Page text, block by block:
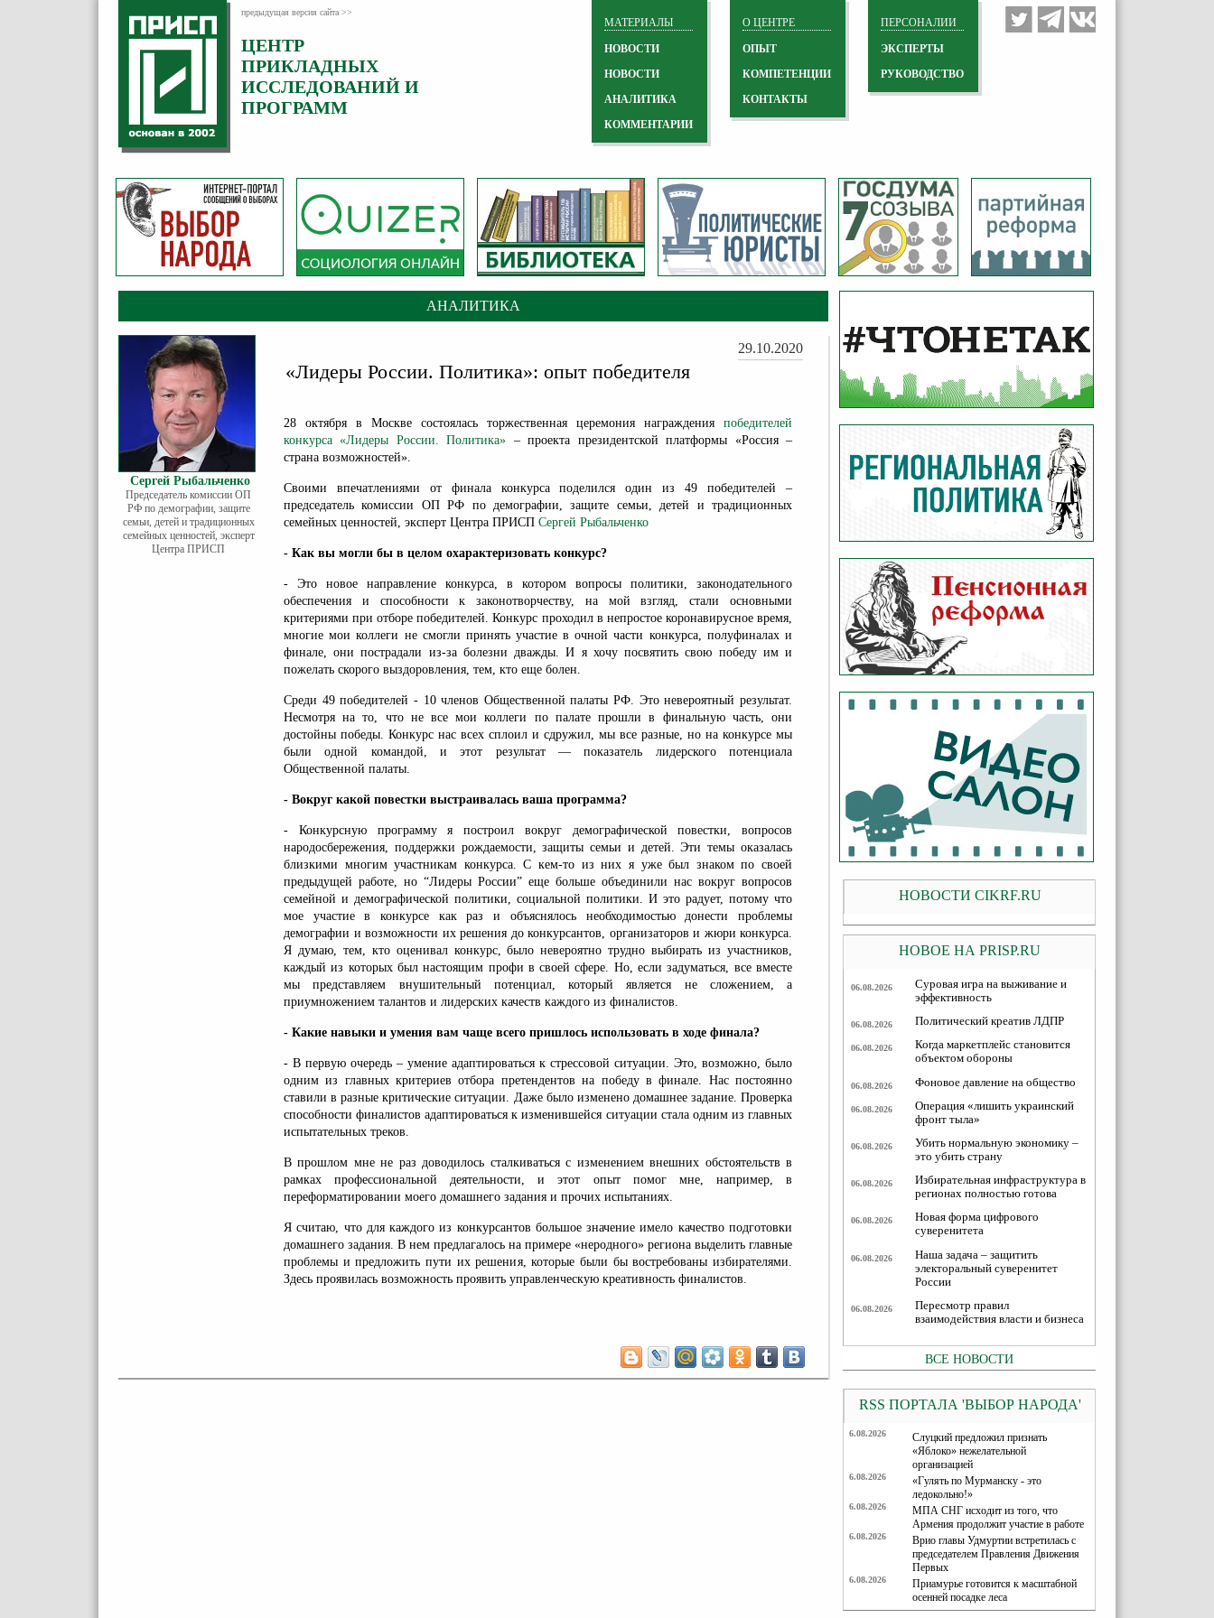
предыдущая версия сайта >>
ЦЕНТР
ПРИКЛАДНЫХ
ИССЛЕДОВАНИЙ И
ПРОГРАММ
ПЕРСОНАЛИИ
ЭКСПЕРТЫ
РУКОВОДСТВО
О ЦЕНТРЕ
ОПЫТ
КОМПЕТЕНЦИИ
КОНТАКТЫ
МАТЕРИАЛЫ
НОВОСТИ
НОВОСТИ
АНАЛИТИКА
КОММЕНТАРИИ
АНАЛИТИКА
Сергей Рыбальченко
Председатель комиссии ОП
РФ по демографии, защите
семьи, детей и традиционных
семейных ценностей, эксперт
Центра ПРИСП
29.10.2020
«Лидеры России. Политика»: опыт победителя
28 октября в Москве состоялась торжественная церемония награждения победителей
конкурса «Лидеры России. Политика» – проекта президентской платформы «Россия –
страна возможностей».
Своими впечатлениями от финала конкурса поделился один из 49 победителей –
председатель комиссии ОП РФ по демографии, защите семьи, детей и традиционных
семейных ценностей, эксперт Центра ПРИСП Сергей Рыбальченко
- Как вы могли бы в целом охарактеризовать конкурс?
- Это новое направление конкурса, в котором вопросы политики, законодательного
обеспечения и способности к законотворчеству, на мой взгляд, стали основными
критериями при отборе победителей. Конкурс проходил в непростое коронавирусное время,
многие мои коллеги не смогли принять участие в очной части конкурса, полуфиналах и
финале, они пострадали из-за болезни дважды. И я хочу посвятить свою победу им и
пожелать скорого выздоровления, тем, кто еще болен.
Среди 49 победителей - 10 членов Общественной палаты РФ. Это невероятный результат.
Несмотря на то, что не все мои коллеги по палате прошли в финальную часть, они
достойны победы. Конкурс нас всех сплоил и сдружил, мы все разные, но на конкурсе мы
были одной командой, и этот результат — показатель лидерского потенциала
Общественной палаты.
- Вокруг какой повестки выстраивалась ваша программа?
- Конкурсную программу я построил вокруг демографической повестки, вопросов
народосбережения, поддержки рождаемости, защиты семьи и детей. Эти темы оказалась
близкими многим участникам конкурса. С кем-то из них я уже был знаком по своей
предыдущей работе, но “Лидеры России” еще больше объединили нас вокруг вопросов
семейной и демографической политики, социальной политики. И это радует, потому что
мое участие в конкурсе как раз и объяснялось необходимостью донести проблемы
демографии и возможности их решения до конкурсантов, организаторов и жюри конкурса.
Я думаю, тем, кто оценивал конкурс, было невероятно трудно выбирать из участников,
каждый из которых был настоящим профи в своей сфере. Но, если задуматься, все вместе
мы представляем внушительный потенциал, который является не сложением, а
приумножением талантов и лидерских качеств каждого из финалистов.
- Какие навыки и умения вам чаще всего пришлось использовать в ходе финала?
- В первую очередь – умение адаптироваться к стрессовой ситуации. Это, возможно, было
одним из главных критериев отбора претендентов на победу в финале. Нас постоянно
ставили в разные критические ситуации. Даже было изменено домашнее задание. Проверка
способности финалистов адаптироваться к изменившейся ситуации стала одним из главных
испытательных треков.
В прошлом мне не раз доводилось сталкиваться с изменением внешних обстоятельств в
рамках профессиональной деятельности, и этот опыт помог мне, например, в
переформатировании моего домашнего задания и прочих испытаниях.
Я считаю, что для каждого из конкурсантов большое значение имело качество подготовки
домашнего задания. В нем предлагалось на примере «неродного» региона выделить главные
проблемы и предложить пути их решения, которые были бы востребованы избирателями.
Здесь проявилась возможность проявить управленческую креативность финалистов.
НОВОСТИ CIKRF.RU
НОВОЕ НА PRISP.RU
06.08.2026
Суровая игра на выживание и
эффективность
06.08.2026 Политический креатив ЛДПР
06.08.2026
Когда маркетплейс становится
объектом обороны
06.08.2026 Фоновое давление на общество
06.08.2026
Операция «лишить украинский
фронт тыла»
06.08.2026
Убить нормальную экономику –
это убить страну
06.08.2026
Избирательная инфраструктура в
регионах полностью готова
06.08.2026
Новая форма цифрового
суверенитета
06.08.2026
Наша задача – защитить
электоральный суверенитет
России
06.08.2026
Пересмотр правил
взаимодействия власти и бизнеса
ВСЕ НОВОСТИ
RSS ПОРТАЛА 'ВЫБОР НАРОДА'
6.08.2026
Слуцкий предложил признать
«Яблоко» нежелательной
организацией
6.08.2026
«Гулять по Мурманску - это
ледокольно!»
6.08.2026
МПА СНГ исходит из того, что
Армения продолжит участие в работе
6.08.2026
Врио главы Удмуртии встретилась с
председателем Правления Движения
Первых
6.08.2026
Приамурье готовится к масштабной
осенней посадке леса